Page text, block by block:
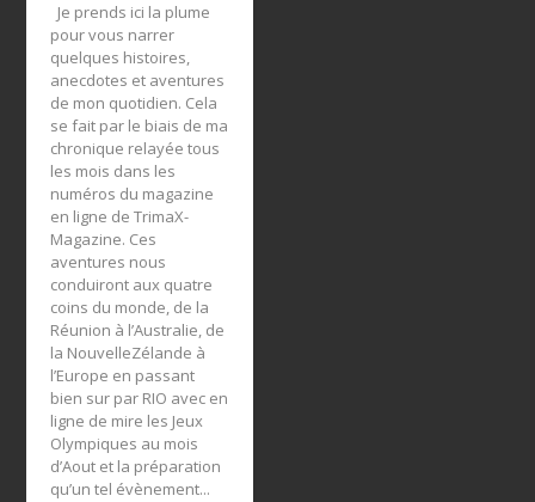
Je prends ici la plume
pour vous narrer
quelques histoires,
anecdotes et aventures
de mon quotidien. Cela
se fait par le biais de ma
chronique relayée tous
les mois dans les
numéros du magazine
en ligne de TrimaX-
Magazine. Ces
aventures nous
conduiront aux quatre
coins du monde, de la
Réunion à l’Australie, de
la NouvelleZélande à
l’Europe en passant
bien sur par RIO avec en
ligne de mire les Jeux
Olympiques au mois
d’Aout et la préparation
qu’un tel évènement...